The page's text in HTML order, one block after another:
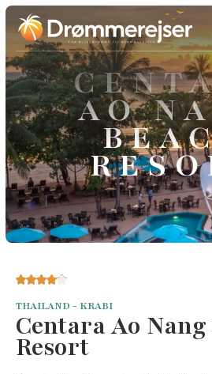
AO
THAILAND - KRABI
Centara Ao Nang
Resort